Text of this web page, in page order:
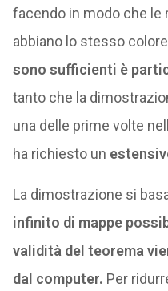
facendo in modo che le
abbiano lo stesso
sono sufficienti è
tanto che la
una delle prime volte
ha richiesto un
La dimostrazione si
infinito di mappe
validità del teorema
dal computer. Per